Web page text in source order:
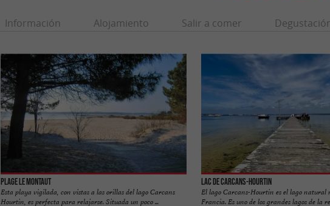
Información Alojamiento Salir a comer
Plage Le Montaut
Esta playa vigilada, con vistas a las orillas del lago Carcans
Hourtin, es perfecta para relajarse. Situada un poco ...
Lac de Carcans-Hourtin
El lago Carcans-Hourtin es el lago natural
Francia. Es uno de los grandes lagos de la